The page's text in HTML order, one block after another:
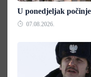
U ponedjeljak
07.08.2026.